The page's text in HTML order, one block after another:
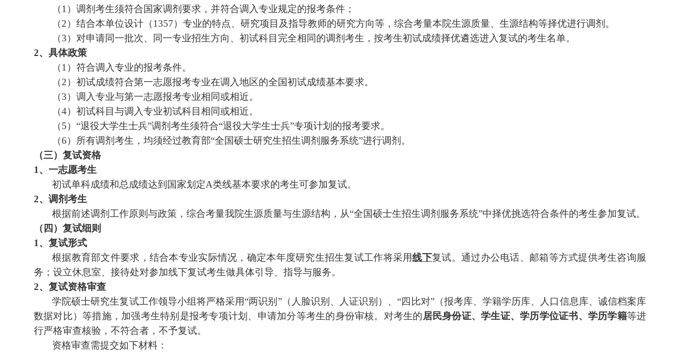
（1 ） 调剂考生须符合国家调剂要求，并符合调入专业规定的报考条件；
（2）结合本单位设计（1357）专业的特点、研究项目及指导教师的研究方向等，综合考量本院生源质量、生源结构等择优进行调剂。
（3） 对申请同一批次、同一专业招生方向、初试科目完全相同的调剂考生，按考生初试成绩择优遴选进入复试的考生名单。
2、 具体政策
（1 ） 符合调入专业的报考条件。
（2） 初试成绩符合第一志愿报考专业在调入地区的全国初试成绩基本要求。
（3） 调入专业与第一志愿报考专业相同或相近。
（4） 初试科目与调入专业初试科目相同或相近。
（5） “退役大学生士兵”调剂考生须符合“退役大学生士兵”专项计划的报考要求。
（6）所有调剂考生，均须经过教育部“全国硕士研究生招生调剂服务系统”进行调剂。
（三） 复试资格
1 、 一志愿考生
初试单科成绩和总成绩达到国家划定A类线基本要求的考生可参加复试。
2、 调剂考生
根据前述调剂工作原则与政策，综合考量我院生源质量与生源结构，从“全国硕士生招生调剂服务系统”中择优挑选符合条件的考生参加复试。
（四） 复试细则
1 、 复试形式
根据教育部文件要求，结合本专业实际情况，确定本年度研究生招生复试工作将采用线下复试。 通过办公电话、邮箱等方式提供考生咨询服
务； 设立休息室、 接待处对参加线下复试考生做具体引导、指导与服务。
2、 复试资格审查
学院硕士研究生复试工作领导小组将严格采用“两识别 ”（人脸识别、人证识别）、 “四比对”（报考库、学籍学历库、人口信息库、诚信档案库
数据对比）等措施，加强考生特别是报考专项计划、申请加分等考生的身份审核。对考生的居民身份证、学生证、学历学位证书、学历学籍等进
行严格审查核验，不符合者，不予复试。
资格审查需提交如下材料：